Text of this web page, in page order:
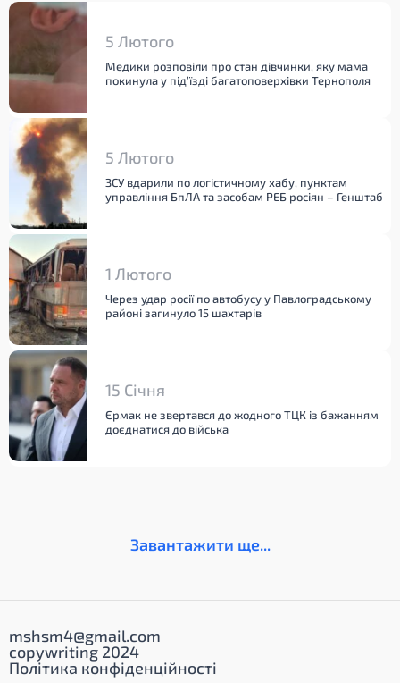
5 Лютого
Медики розповіли про стан дівчинки, яку мама
покинула у під’їзді багатоповерхівки Тернополя
5 Лютого
ЗСУ вдарили по логістичному хабу, пунктам
управління БпЛА та засобам РЕБ росіян – Генштаб
1 Лютого
Через удар росії по автобусу у Павлоградському
районі загинуло 15 шахтарів
15 Січня
Єрмак не звертався до жодного ТЦК із бажанням
доєднатися до війська
Завантажити ще...
mshsm4@gmail.com
copywriting 2024
Політика конфіденційності